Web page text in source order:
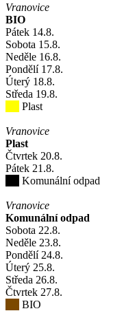
Vranovice
BIO
Pátek 14.8.
Sobota 15.8.
Neděle 16.8.
Pondělí 17.8.
Úterý 18.8.
Středa 19.8.
Plast
Vranovice
Plast
Čtvrtek 20.8.
Pátek 21 .8.
Komunální odpad
Vranovice
Komunální odpad
Sobota 22.8.
Neděle 23.8.
Pondělí 24.8.
Úterý 25.8.
Středa 26.8.
Čtvrtek 27.8.
BIO